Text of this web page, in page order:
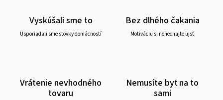
Vyskúšali sme to
Usporiadali sme stovky domácností
Bez dlhého čakania
Motiváciu si nenechajte ujsť
Vrátenie nevhodného
tovaru
Nemusíte byť na to
sami